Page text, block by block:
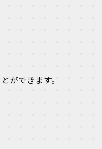
ができます。